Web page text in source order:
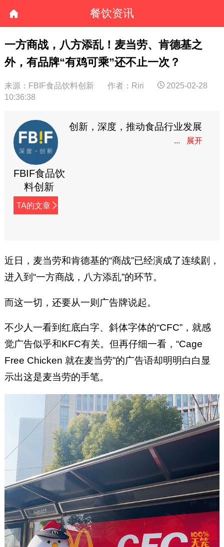
餐饮资讯
​一方商战，八方添乱！麦当劳、肯德基之
外，有品牌“有鸡可乘”还不止一次？
来源：FBIF食品饮料创新 作者：Riri
2025-02-28
10:36:38
FBIF食品饮
料创新
TA的文章
创新，深度，推动食品行业发展
近日，麦当劳和肯德基的“商战”已经演成了连续剧，
进入到“一方商战，八方添乱”的环节。
而这一切，还要从一则广告牌说起。
不少人一看到红底白字、斜体字体的“CFC”，就感
觉广告似乎和KFC有关。但再仔细一看，“Cage
Free Chicken 就在麦当劳”的广告语却明明白白显
示出这是麦当劳的手笔。